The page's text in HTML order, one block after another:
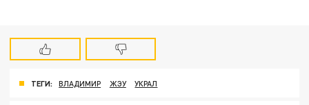
ТЕГИ: ВЛАДИМИР ЖЭУ УКРАЛ